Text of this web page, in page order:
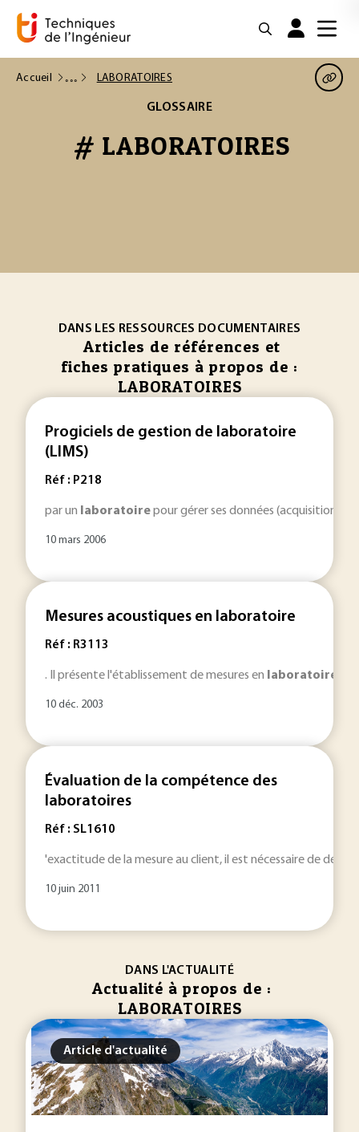
Accueil LABORATOIRES
GLOSSAIRE
# LABORATOIRES
DANS LES RESSOURCES DOCUMENTAIRES
Articles de références et
fiches pratiques à propos de :
LABORATOIRES
Progiciels de gestion de laboratoire
(LIMS)
Réf : P218
par un laboratoirepour gérer ses données (acquisition,
10 mars 2006
Mesures acoustiques en laboratoire
Réf : R3113
. Il présente l'établissement de mesures en laboratoire
10 déc. 2003
Évaluation de la compétence des
laboratoires
Réf : SL1610
'exactitude de la mesure au client, il est nécessaire de
10 juin 2011
DANS L'ACTUALITÉ
Actualité à propos de :
LABORATOIRES
Article d'actualité